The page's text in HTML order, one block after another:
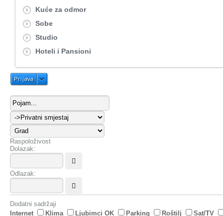
Kuće za odmor
Sobe
Studio
Hoteli i Pansioni
Prijava
Raspoloživost
Dolazak:
Odlazak:
Dodatni sadržaji
Internet
Klima Ljubimci OK Parking Roštilj
Sat/TV